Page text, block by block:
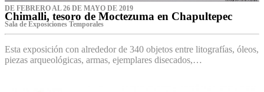
DE FEBRERO AL 26 DE MAYO DE 2019
Chimalli, tesoro de Moctezuma en Chapultepec
Sala de Exposiciones Temporales
Esta exposición con alrededor de 340 objetos entre litografías, óleos,
piezas arqueológicas, armas, ejemplares disecados,…